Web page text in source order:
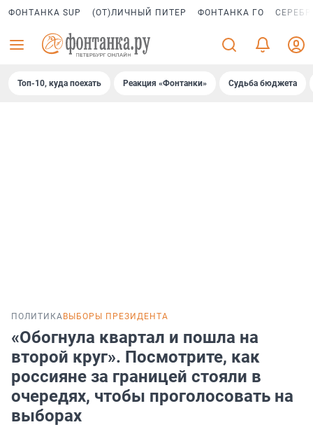
ФОНТАНКА SUP (ОТ)ЛИЧНЫЙ ПИТЕР ФОНТАНКА ГО
Топ-10, куда поехать Реакция «Фонтанки» Судьба бюджета
ПОЛИТИКА ВЫБОРЫ ПРЕЗИДЕНТА
«Обогнула квартал и пошла на
второй круг». Посмотрите, как
россияне за границей стояли в
очередях, чтобы проголосовать на
выборах